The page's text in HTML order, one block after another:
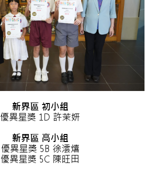
新界區 初小組
優異星獎 1D 許茉妍
新界區 高小組
優異星獎 5B 徐澐熺
優異星獎 5C 陳旺田